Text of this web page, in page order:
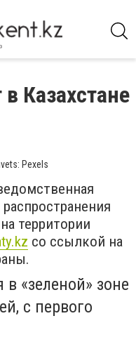
Казахстане
Pexels
территории
со ссылкой на
«зеленой» зоне
с первого